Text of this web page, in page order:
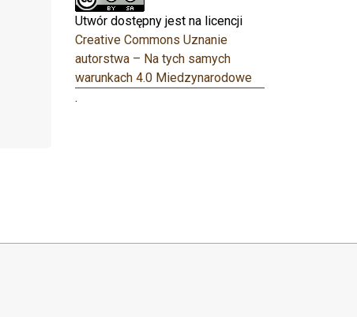
Utwór dostępny jest na licencji
Creative Commons Uznanie
autorstwa – Na tych samych
warunkach 4.0 Miedzynarodowe
.